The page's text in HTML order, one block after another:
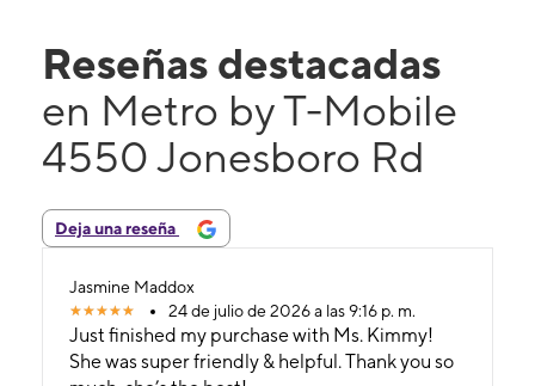
Reseñas destacadas
en Metro by T-Mobile
4550 Jonesboro Rd
Deja una reseña
Jasmine Maddox
24 de julio de 2026 a las 9:16 p. m.
Just finished my purchase with Ms. Kimmy!
She was super friendly & helpful. Thank you so